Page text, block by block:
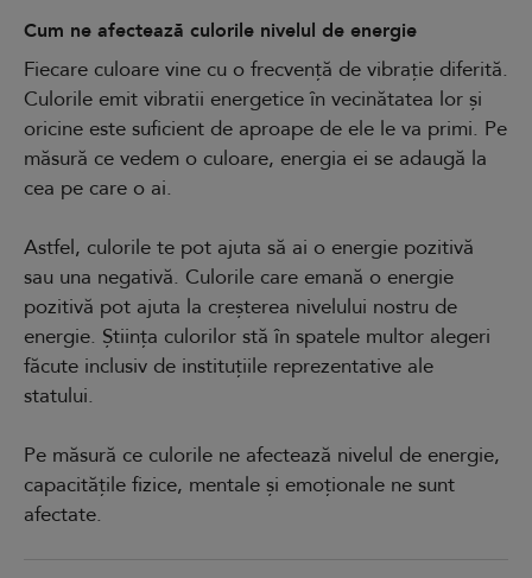
Cum ne afectează culorile nivelul de energie
Fiecare culoare vine cu o frecvență de vibrație diferită.
Culorile emit vibratii energetice în vecinătatea lor și
oricine este suficient de aproape de ele le va primi. Pe
măsură ce vedem o culoare, energia ei se adaugă la
cea pe care o ai.
Astfel, culorile te pot ajuta să ai o energie pozitivă
sau una negativă. Culorile care emană o energie
pozitivă pot ajuta la creșterea nivelului nostru de
energie. Știința culorilor stă în spatele multor alegeri
făcute inclusiv de instituțiile reprezentative ale
statului.
Pe măsură ce culorile ne afectează nivelul de energie,
capacitățile fizice, mentale și emoționale ne sunt
afectate.